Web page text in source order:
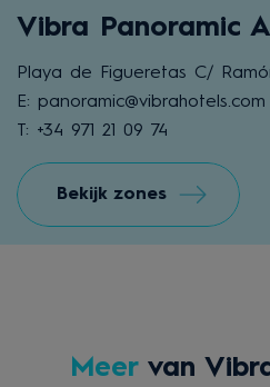
Vibra Panoramic
Playa de Figueretas C/
E: panoramic@vibrahotels.com
T: +34 971 21 09 74
Bekijk zones
Meervan